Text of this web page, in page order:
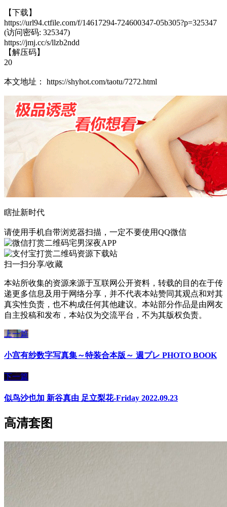
【下载】
https://url94.ctfile.com/f/14617294-724600347-05b305?p=325347
(访问密码: 325347)
https://jmj.cc/s/llzb2ndd
【解压码】
20
本文地址： https://shyhot.com/taotu/7272.html
瞎扯新时代
请使用手机自带浏览器扫描，一定不要使用QQ微信
宅男深夜APP
资源下载站
扫一扫分享/收藏
本站所收集的资源来源于互联网公开资料，转载的目的在于传
递更多信息及用于网络分享，并不代表本站赞同其观点和对其
真实性负责，也不构成任何其他建议。本站部分作品是由网友
自主投稿和发布，本站仅为交流平台，不为其版权负责。
上一篇
小宫有纱数字写真集～特装合本版～ 週プレ PHOTO BOOK
下一篇
似鸟沙也加 新谷真由 足立梨花-Friday 2022.09.23
高清套图